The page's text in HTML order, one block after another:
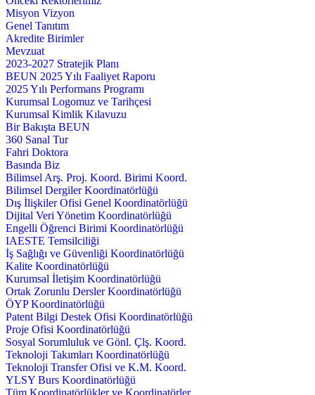
Misyon Vizyon
Genel Tanıtım
Akredite Birimler
Mevzuat
2023-2027 Stratejik Planı
BEUN 2025 Yılı Faaliyet Raporu
2025 Yılı Performans Programı
Kurumsal Logomuz ve Tarihçesi
Kurumsal Kimlik Kılavuzu
Bir Bakışta BEUN
360 Sanal Tur
Fahri Doktora
Basında Biz
Bilimsel Arş. Proj. Koord. Birimi Koord.
Bilimsel Dergiler Koordinatörlüğü
Dış İlişkiler Ofisi Genel Koordinatörlüğü
Dijital Veri Yönetim Koordinatörlüğü
Engelli Öğrenci Birimi Koordinatörlüğü
IAESTE Temsilciliği
İş Sağlığı ve Güvenliği Koordinatörlüğü
Kalite Koordinatörlüğü
Kurumsal İletişim Koordinatörlüğü
Ortak Zorunlu Dersler Koordinatörlüğü
ÖYP Koordinatörlüğü
Patent Bilgi Destek Ofisi Koordinatörlüğü
Proje Ofisi Koordinatörlüğü
Sosyal Sorumluluk ve Gönl. Çlş. Koord.
Teknoloji Takımları Koordinatörlüğü
Teknoloji Transfer Ofisi ve K.M. Koord.
YLSY Burs Koordinatörlüğü